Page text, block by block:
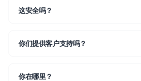
这安全吗？
你们提供客户支持吗？
你在哪里？